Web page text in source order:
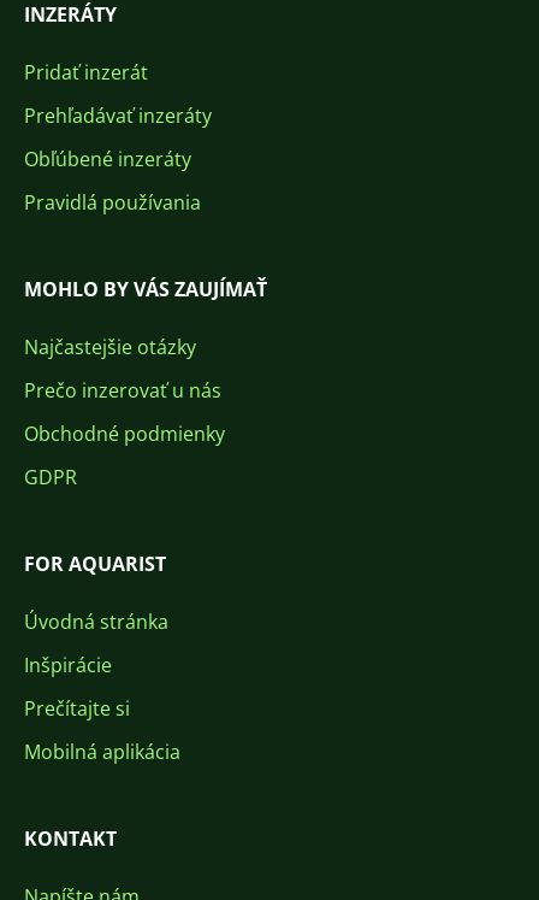
INZERÁTY
Pridať inzerát
Prehľadávať inzeráty
Obľúbené inzeráty
Pravidlá používania
MOHLO BY VÁS ZAUJÍMAŤ
Najčastejšie otázky
Prečo inzerovať u nás
Obchodné podmienky
GDPR
FOR AQUARIST
Úvodná stránka
Inšpirácie
Prečítajte si
Mobilná aplikácia
KONTAKT